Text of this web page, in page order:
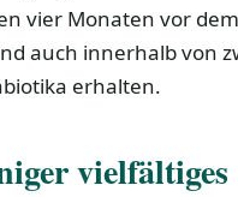
vier Monaten vor
auch innerhalb von
erhalten.
vielfältiges